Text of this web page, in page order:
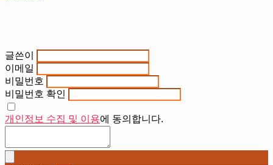
글쓴이
이메일
비밀번호
비밀번호 확인
개인정보 수집 및 이용에 동의합니다.